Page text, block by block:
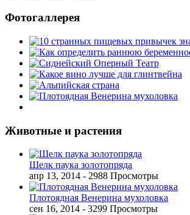
Фотогаллерея
Животные и растения
Шелк паука золотопряда
апр 13, 2014 - 2988 Просмотры
Плотоядная Венерина мухоловка
сен 16, 2014 - 3299 Просмотры